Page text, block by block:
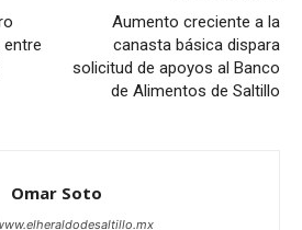
Aumento creciente a la
canasta básica dispara
solicitud de apoyos al Banco
de Alimentos de Saltillo
Omar Soto